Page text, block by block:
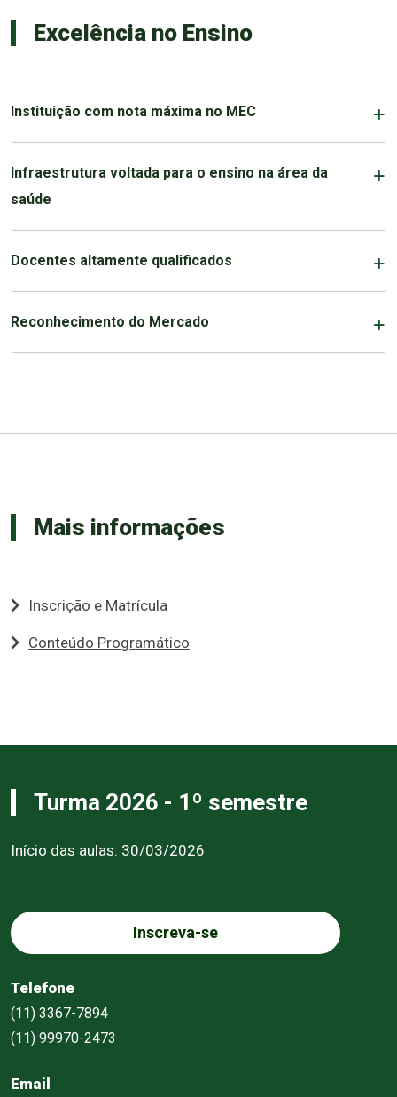
Excelência no Ensino
Instituição com nota máxima no MEC
Infraestrutura voltada para o ensino na área da
saúde
Docentes altamente qualificados
Reconhecimento do Mercado
Mais informações
Inscrição e Matrícula
Conteúdo Programático
Turma 2026 - 1º semestre
Início das aulas: 30/03/2026
Inscreva-se
Telefone
(11) 3367-7894
(11) 99970-2473
Email